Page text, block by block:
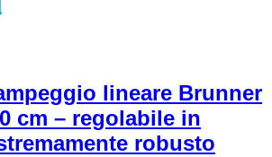
lineare Brunner
cm – regolabile in
robusto